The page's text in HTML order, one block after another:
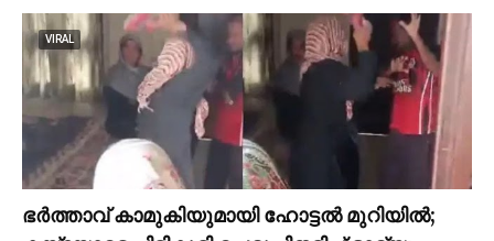
VIRAL
ഭര്‍ത്താവ് കാമുകിയുമായി ഹോട്ടല്‍ മുറിയില്‍;